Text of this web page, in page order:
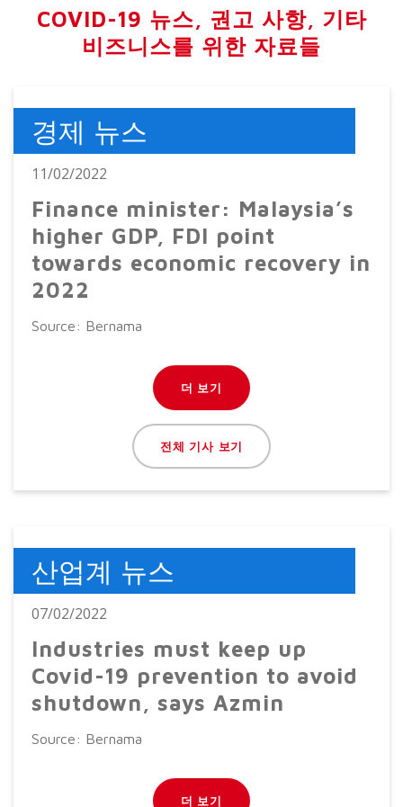
COVID-19 뉴스, 권고 사항, 기타
비즈니스를 위한 자료들
경제 뉴스
11/02/2022
Finance minister: Malaysia’s
higher GDP, FDI point
towards economic recovery in
2022
Source: Bernama
더 보기
전체 기사 보기
산업계 뉴스
07/02/2022
Industries must keep up
Covid-19 prevention to avoid
shutdown, says Azmin
Source: Bernama
더 보기